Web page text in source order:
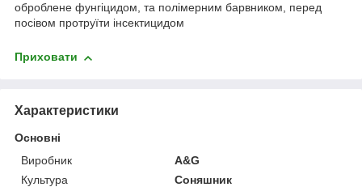
оброблене фунгіцидом, та полімерним барвником, перед
посівом протруїти інсектицидом
Приховати
Характеристики
Основні
Виробник
A&G
Культура
Соняшник